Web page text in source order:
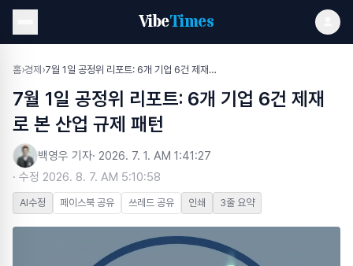
VibeTimes
홈›경제 › 7월 1일 공정위 리포트: 6개 기업 6건 제재로 본 산업 규제 패턴
7월 1일 공정위 리포트: 6개 기업 6건 제재
로 본 산업 규제 패턴
백영우 기자· 2026. 7. 1. AM 1:41:27
· 수정 2026. 8. 7. AM 5:10:58
AI수정 페이스북 공유 쓰레드 공유 인쇄 3줄 요약